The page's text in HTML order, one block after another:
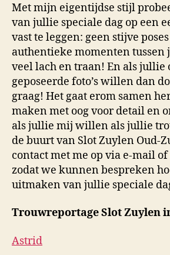
Met mijn eigentijdse stijl
van jullie speciale dag op een
vast te leggen: geen stijve
authentieke momenten tussen
veel lach en traan! En als
geposeerde foto’s willen dan
graag! Het gaat erom samen
maken met oog voor detail en
als jullie mij willen als jullie
de buurt van Slot Zuylen Oud-
contact met me op via e-mail
zodat we kunnen bespreken
uitmaken van jullie speciale
Trouwreportage Slot Zuylen
Astrid